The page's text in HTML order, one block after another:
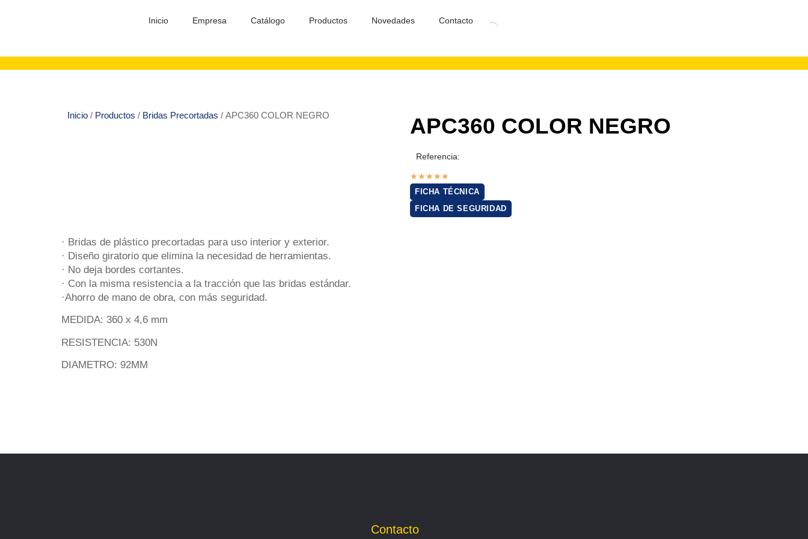
Inicio Empresa Catálogo Productos Novedades Contacto
Inicio / Productos / Bridas Precortadas / APC360 COLOR NEGRO APC360 COLOR NEGRO
Referencia:
★★★★★
FICHA TÉCNICA
FICHA DE SEGURIDAD
· Bridas de plástico precortadas para uso interior y exterior.
· Diseño giratorio que elimina la necesidad de herramientas.
· No deja bordes cortantes.
· Con la misma resistencia a la tracción que las bridas estándar.
·Ahorro de mano de obra, con más seguridad.
MEDIDA: 360 x 4,6 mm
RESISTENCIA: 530N
DIAMETRO: 92MM
Contacto